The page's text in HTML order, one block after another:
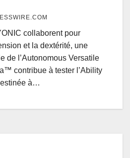
collaborent pour
et la dextérité, une
de l’Autonomous Versatile
contribue à tester l’Ability
à…